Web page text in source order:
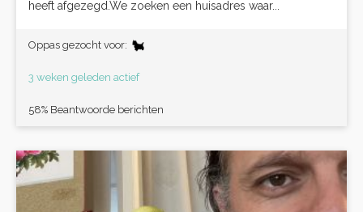
heeft afgezegd.We zoeken een huisadres waar...
Oppas gezocht voor:
3 weken geleden actief
58% Beantwoorde berichten